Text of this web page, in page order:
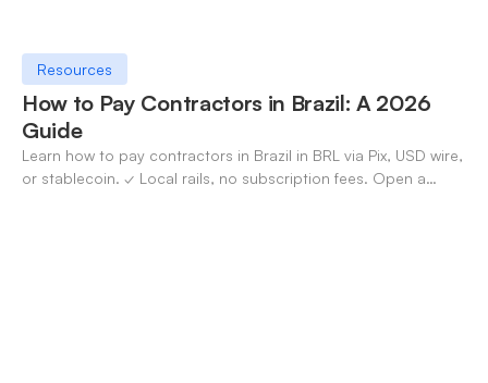
Resources
How to Pay Contractors in Brazil: A 2026
Guide
Learn how to pay contractors in Brazil in BRL via Pix, USD wire,
or stablecoin. ✓ Local rails, no subscription fees. Open a